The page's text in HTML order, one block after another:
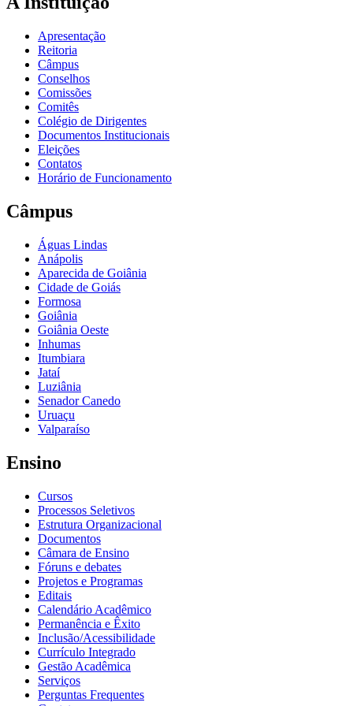
Apresentação
Reitoria
Câmpus
Conselhos
Comissões
Comitês
Colégio de Dirigentes
Documentos Institucionais
Eleições
Contatos
Horário de Funcionamento
Câmpus
Águas Lindas
Anápolis
Aparecida de Goiânia
Cidade de Goiás
Formosa
Goiânia
Goiânia Oeste
Inhumas
Itumbiara
Jataí
Luziânia
Senador Canedo
Uruaçu
Valparaíso
Ensino
Cursos
Processos Seletivos
Estrutura Organizacional
Documentos
Câmara de Ensino
Fóruns e debates
Projetos e Programas
Editais
Calendário Acadêmico
Permanência e Êxito
Inclusão/Acessibilidade
Currículo Integrado
Gestão Acadêmica
Serviços
Perguntas Frequentes